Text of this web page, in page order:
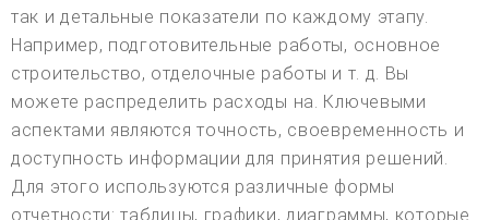
так и детальные показатели по каждому этапу.
Например, подготовительные работы, основное
строительство, отделочные работы и т. д. Вы
можете распределить расходы на. Ключевыми
аспектами являются точность, своевременность и
доступность информации для принятия решений.
Для этого используются различные формы
отчетности: таблицы, графики, диаграммы, которые